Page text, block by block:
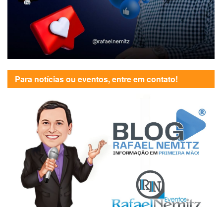
Para notícias ou eventos, entre em contato!